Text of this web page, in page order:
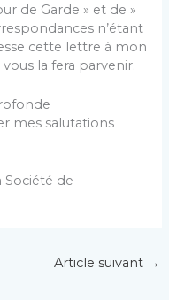
de Garde » et de »
n’étant
cette lettre à mon
la fera parvenir.
mes salutations
Société de
Article suivant →